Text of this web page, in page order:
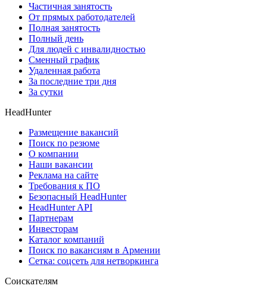
Частичная занятость
От прямых работодателей
Полная занятость
Полный день
Для людей с инвалидностью
Сменный график
Удаленная работа
За последние три дня
За сутки
HeadHunter
Размещение вакансий
Поиск по резюме
О компании
Наши вакансии
Реклама на сайте
Требования к ПО
Безопасный HeadHunter
HeadHunter API
Партнерам
Инвесторам
Каталог компаний
Поиск по вакансиям в Армении
Сетка: соцсеть для нетворкинга
Соискателям